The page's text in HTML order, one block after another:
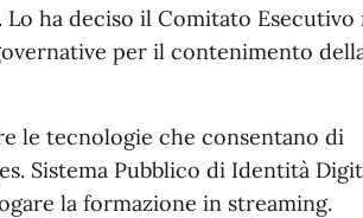
ha deciso il Comitato Esecutivo
per il contenimento
le tecnologie che consentano di
Sistema Pubblico di Identità
la formazione in streaming.